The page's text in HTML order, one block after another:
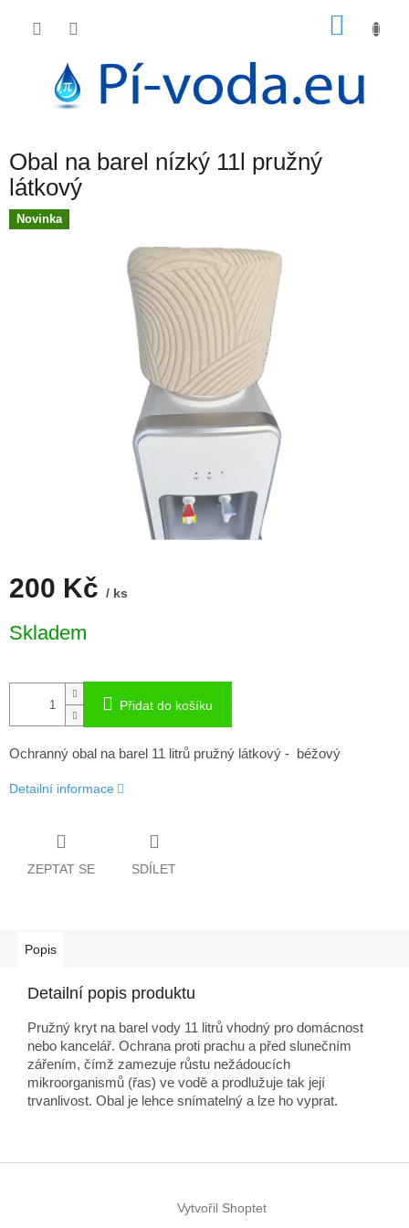
Obal na barel nízký 11l pružný
látkový
Novinka
200 Kč / ks
cena:
Skladem
Přidat do košíku
Ochranný obal na barel 11 litrů pružný látkový - béžový
Detailní informace
ZEPTAT SE SDÍLET
Popis
Detailní popis produktu
Pružný kryt na barel vody 11 litrů vhodný pro domácnost
nebo kancelář. Ochrana proti prachu a před slunečním
zářením, čímž zamezuje růstu nežádoucích
mikroorganismů (řas) ve vodě a prodlužuje tak její
trvanlivost. Obal je lehce snímatelný a lze ho vyprat.
Vytvořil Shoptet